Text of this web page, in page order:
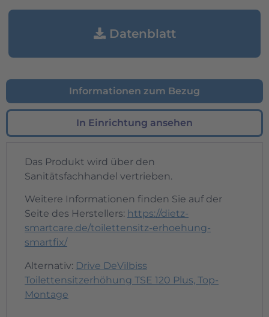
Datenblatt
Informationen zum Bezug
In Einrichtung ansehen
Das Produkt wird über den
Sanitätsfachhandel vertrieben.
Weitere Informationen finden Sie auf der
Seite des Herstellers: https://dietz-
smartcare.de/toilettensitz-erhoehung-
smartfix/
Alternativ: Drive DeVilbiss
Toilettensitzerhöhung TSE 120 Plus, Top-
Montage